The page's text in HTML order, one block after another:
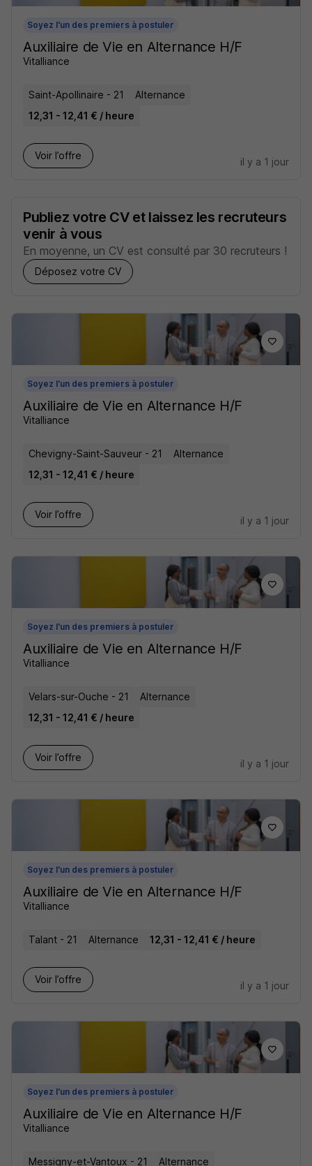
Soyez l'un des premiers à postuler
Auxiliaire de Vie en Alternance H/F
Vitalliance
Saint-Apollinaire - 21
Alternance
12,31 - 12,41 € / heure
Voir l’offre
il y a 1 jour
Publiez votre CV et laissez les recruteurs
venir à vous
En moyenne, un CV est consulté par 30 recruteurs !
Déposez votre CV
Soyez l'un des premiers à postuler
Auxiliaire de Vie en Alternance H/F
Vitalliance
Chevigny-Saint-Sauveur - 21
Alternance
12,31 - 12,41 € / heure
Voir l’offre
il y a 1 jour
Soyez l'un des premiers à postuler
Auxiliaire de Vie en Alternance H/F
Vitalliance
Velars-sur-Ouche - 21
Alternance
12,31 - 12,41 € / heure
Voir l’offre
il y a 1 jour
Soyez l'un des premiers à postuler
Auxiliaire de Vie en Alternance H/F
Vitalliance
Talant - 21 Alternance 12,31 - 12,41 € / heure
Voir l’offre
il y a 1 jour
Soyez l'un des premiers à postuler
Auxiliaire de Vie en Alternance H/F
Vitalliance
Messigny-et-Vantoux - 21 Alternance